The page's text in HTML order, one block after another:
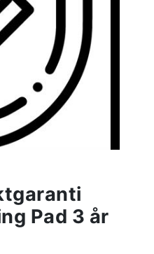
Pad 3 år